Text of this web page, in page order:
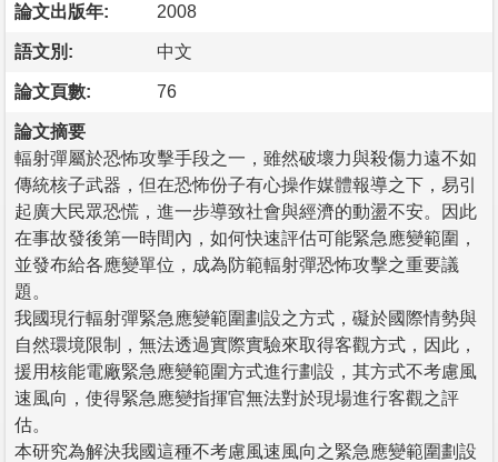
論文出版年: 2008
語文別: 中文
論文頁數: 76
論文摘要
輻射彈屬於恐怖攻擊手段之一，雖然破壞力與殺傷力遠不如
傳統核子武器，但在恐怖份子有心操作媒體報導之下，易引
起廣大民眾恐慌，進一步導致社會與經濟的動盪不安。因此
在事故發後第一時間內，如何快速評估可能緊急應變範圍，
並發布給各應變單位，成為防範輻射彈恐怖攻擊之重要議
題。
我國現行輻射彈緊急應變範圍劃設之方式，礙於國際情勢與
自然環境限制，無法透過實際實驗來取得客觀方式，因此，
援用核能電廠緊急應變範圍方式進行劃設，其方式不考慮風
速風向，使得緊急應變指揮官無法對於現場進行客觀之評
估。
本研究為解決我國這種不考慮風速風向之緊急應變範圍劃設